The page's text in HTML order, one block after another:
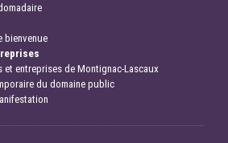
bienvenue
et entreprises de Montignac-Lascaux
du domaine public